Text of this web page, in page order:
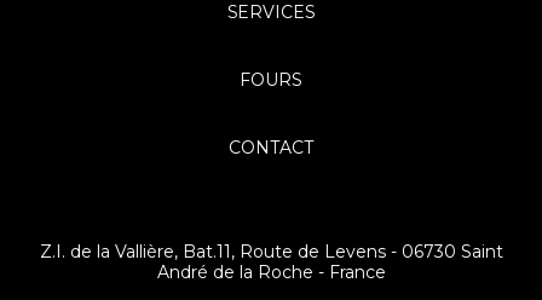
SERVICES
FOURS
CONTACT
Z.I. de la Vallière, Bat.11, Route de Levens - 06730 Saint
André de la Roche - France